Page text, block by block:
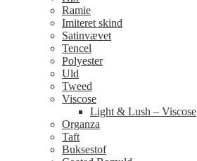
Ramie
Imiteret skind
Satinvævet
Tencel
Polyester
Uld
Tweed
Viscose
Light & Lush – Viscose
Organza
Taft
Buksestof